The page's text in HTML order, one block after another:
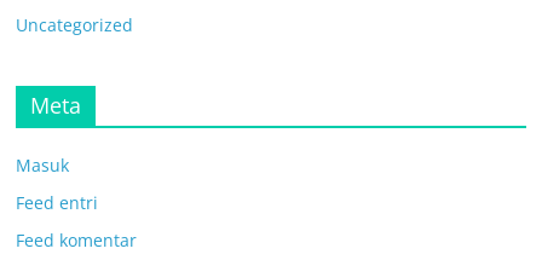
Uncategorized
Meta
Masuk
Feed entri
Feed komentar